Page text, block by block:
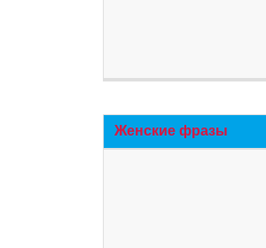
Женские фразы